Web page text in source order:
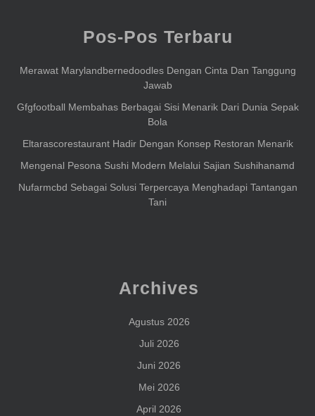
Pos-Pos Terbaru
Merawat Marylandbernedoodles Dengan Cinta Dan Tanggung
Jawab
Gfgfootball Membahas Berbagai Sisi Menarik Dari Dunia Sepak
Bola
Eltarascorestaurant Hadir Dengan Konsep Restoran Menarik
Mengenal Pesona Sushi Modern Melalui Sajian Sushihanamd
Nufarmcbd Sebagai Solusi Terpercaya Menghadapi Tantangan
Tani
Archives
Agustus 2026
Juli 2026
Juni 2026
Mei 2026
April 2026